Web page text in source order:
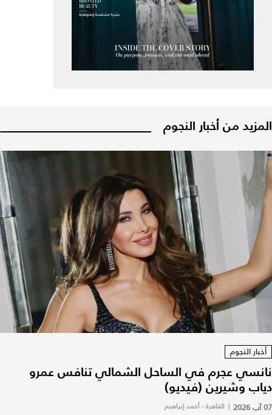
المزيد من أخبار النجوم
أخبار النجوم
نانسي عجرم في الساحل الشمالي تنافس عمرو
دياب وشيرين (فيديو)
07 آب 2026 | القاهرة - أحمد إبراهيم